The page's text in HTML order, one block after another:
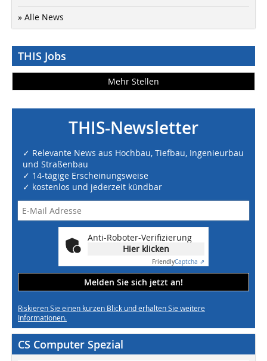
» Alle News
THIS Jobs
Mehr Stellen
THIS-Newsletter
✓ Relevante News aus Hochbau, Tiefbau, Ingenieurbau
und Straßenbau
✓ 14-tägige Erscheinungsweise
✓ kostenlos und jederzeit kündbar
Anti-Roboter-Verifizierung
Hier klicken
FriendlyCaptcha ⇗
Melden Sie sich jetzt an!
Riskieren Sie einen kurzen Blick und erhalten Sie weitere
Informationen.
CS Computer Spezial